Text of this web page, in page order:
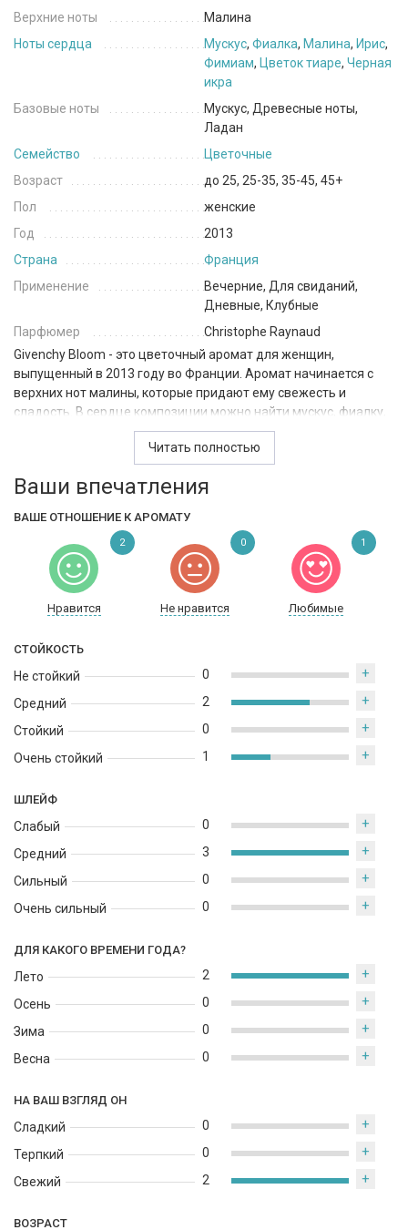
Верхние ноты
Малина
Ноты сердца
Мускус, Фиалка, Малина, Ирис,
Фимиам, Цветок тиаре, Черная
икра
Базовые ноты
Мускус, Древесные ноты,
Ладан
Семейство
Цветочные
Возраст
до 25, 25-35, 35-45, 45+
Пол
женские
Год
2013
Страна
Франция
Применение
Вечерние, Для свиданий,
Дневные, Клубные
Парфюмер
Christophe Raynaud
Givenchy Bloom - это цветочный аромат для женщин,
выпущенный в 2013 году во Франции. Аромат начинается с
верхних нот малины, которые придают ему свежесть и
сладость. В сердце композиции можно найти мускус, фиалку,
малину, ирис, фимиам, цветок тиаре и черную икру, которые
создают роскошную и элегантную композицию. Базовые ноты
состоят из мускуса, древесных нот и ладана, которые придают
аромату стойкость и глубину. Givenchy Bloom - это аромат для
Читать полностью
Ваши впечатления
ВАШЕ ОТНОШЕНИЕ К АРОМАТУ
Нравится Не нравится Любимые
2 0 1
СТОЙКОСТЬ
Не стойкий
Средний
Стойкий
Очень стойкий
0 +
2 +
0 +
1 +
ШЛЕЙФ
Слабый
Средний
Сильный
Очень сильный
0 +
3 +
0 +
0 +
ДЛЯ КАКОГО ВРЕМЕНИ ГОДА?
Лето
Осень
Зима
Весна
2 +
0 +
0 +
0 +
НА ВАШ ВЗГЛЯД ОН
Сладкий
Терпкий
Свежий
0 +
0 +
2 +
ВОЗРАСТ